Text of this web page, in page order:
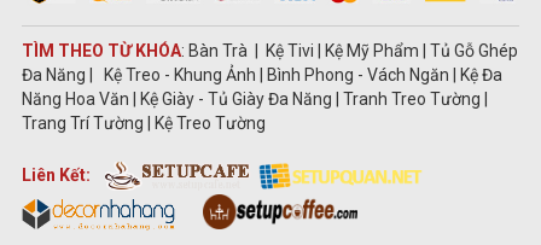
TÌM THEO TỪ KHÓA: Bàn Trà | Kệ Tivi | Kệ Mỹ Phẩm | Tủ Gỗ Ghép
Đa Năng | Kệ Treo - Khung Ảnh | Bình Phong - Vách Ngăn | Kệ Đa
Năng Hoa Văn | Kệ Giày - Tủ Giày Đa Năng | Tranh Treo Tường |
Trang Trí Tường | Kệ Treo Tường
Liên Kết: